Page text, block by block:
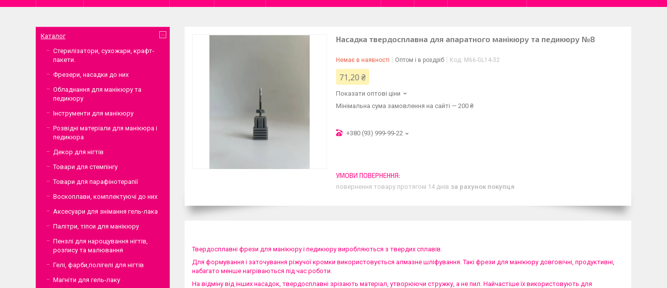
Насадка твердосплавна для апаратного манікюру та педикюру №8
Немає в наявності Оптом і в роздріб Код: М66-GL14-32
71,20 ₴
Показати оптові ціни
Мінімальна сума замовлення на сайті — 200 ₴
+380 (93) 999-99-22
повернення товару протягом 14 днів за рахунок покупця
Твердосплавні фрези для манікюру і педикюру виробляються з твердих сплавів.
Для формування і заточування ріжучої кромки використовується алмазне шліфування. Такі фрези для манікюру довговічні, продуктивні,
набагато менше нагріваються під час роботи.
На відміну від інших насадок, твердосплавні зрізають матеріал, утворюючи стружку, а не пил. Найчастіше їх використовують для
Каталог
Стерилізатори, сухожари, крафт-
пакети.
Фрезери, насадки до них
Обладнання для манікюру та
педикюру
Інструменти для манікюру
Розвідні матеріали для манікюра і
педикюра
Декор для нігтів
Товари для стемпінгу
Товари для парафінотерапії
Воскоплави, комплектуючі до них
Аксесуари для знімання гель-лака
Палітри, тіпси для манікюру
Пензлі для нарощування нігтів,
розпису та малювання
Гелі, фарби,полігелі для нігтів
Магніти для гель-лаку